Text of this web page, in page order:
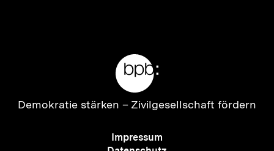
Zur
Demokratie stärken – Zivilgesellschaft fördern
Meta-
Impressum